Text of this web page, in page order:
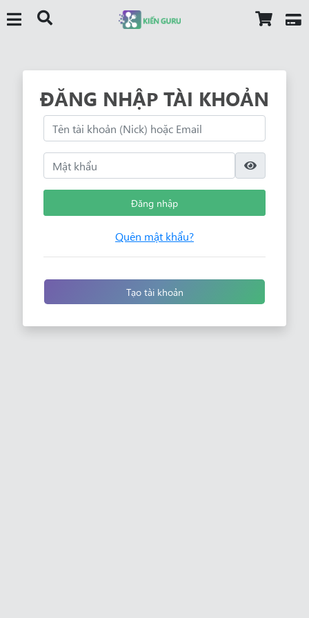
ĐĂNG NHẬP TÀI KHOẢN
Đăng nhập
Quên mật khẩu?
Tạo tài khoản